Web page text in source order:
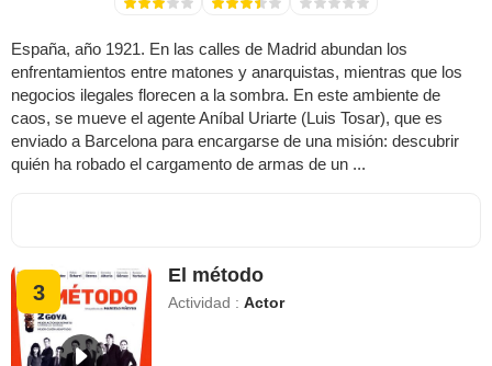
España, año 1921. En las calles de Madrid abundan los
enfrentamientos entre matones y anarquistas, mientras que los
negocios ilegales florecen a la sombra. En este ambiente de
caos, se mueve el agente Aníbal Uriarte (Luis Tosar), que es
enviado a Barcelona para encargarse de una misión: descubrir
quién ha robado el cargamento de armas de un ...
3
El método
Actividad :Actor